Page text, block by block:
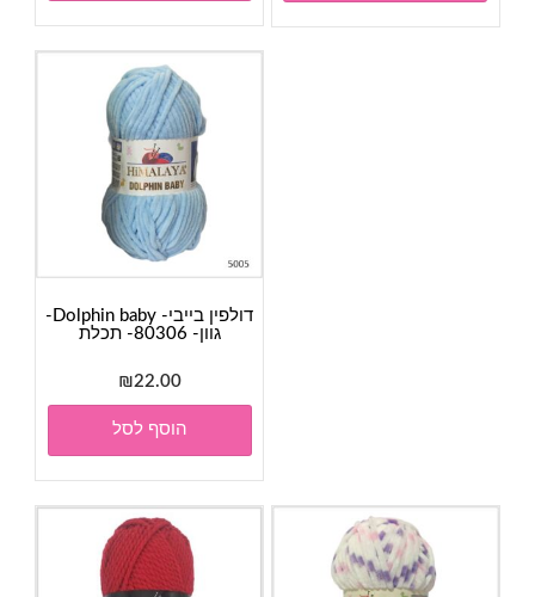
דולפין בייבי- Dolphin baby-
גוון- 80306- תכלת
₪22.00
הוסף לסל